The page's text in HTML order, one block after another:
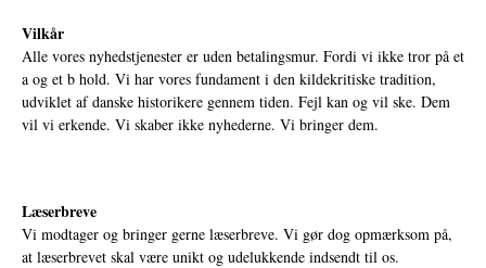
Vilkår
Alle vores nyhedstjenester er uden betalingsmur. Fordi vi ikke tror på et
a og et b hold. Vi har vores fundament i den kildekritiske tradition,
udviklet af danske historikere gennem tiden. Fejl kan og vil ske. Dem
vil vi erkende. Vi skaber ikke nyhederne. Vi bringer dem.
Læserbreve
Vi modtager og bringer gerne læserbreve. Vi gør dog opmærksom på,
at læserbrevet skal være unikt og udelukkende indsendt til os.